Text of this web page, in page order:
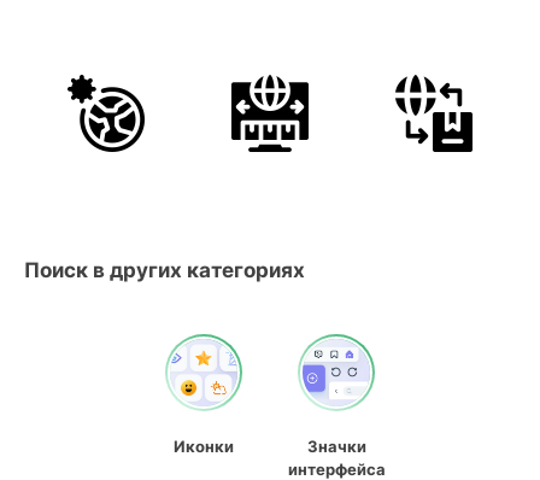
Поиск в других категориях
Иконки
Значки
интерфейса